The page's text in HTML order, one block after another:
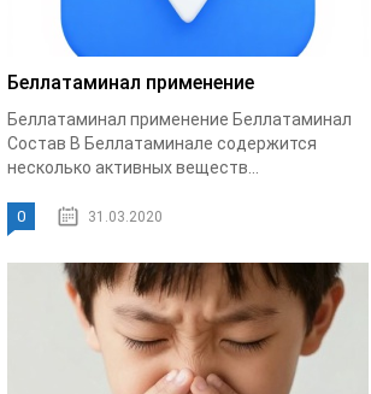
Беллатаминал применение
Беллатаминал применение Беллатаминал
Состав В Беллатаминале содержится
несколько активных веществ...
0 31.03.2020